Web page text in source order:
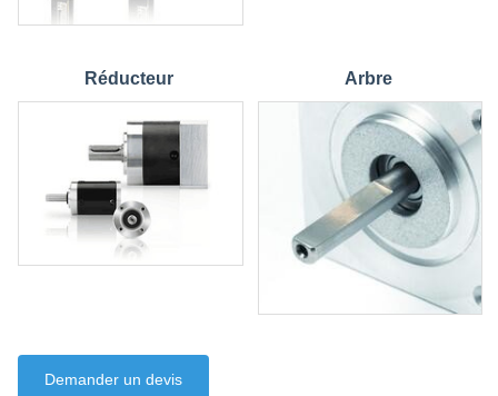
Réducteur Arbre
Demander un devis